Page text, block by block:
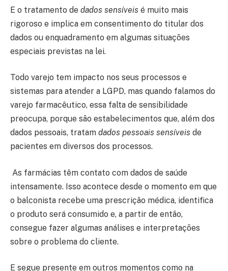
E o tratamento de dados sensíveis é muito mais
rigoroso e implica em consentimento do titular dos
dados ou enquadramento em algumas situações
especiais previstas na lei.
Todo varejo tem impacto nos seus processos e
sistemas para atender a LGPD, mas quando falamos do
varejo farmacêutico, essa falta de sensibilidade
preocupa, porque são estabelecimentos que, além dos
dados pessoais, tratam dados pessoais sensíveis de
pacientes em diversos dos processos.
As farmácias têm contato com dados de saúde
intensamente. Isso acontece desde o momento em que
o balconista recebe uma prescrição médica, identifica
o produto será consumido e, a partir de então,
consegue fazer algumas análises e interpretações
sobre o problema do cliente.
E segue presente em outros momentos como na